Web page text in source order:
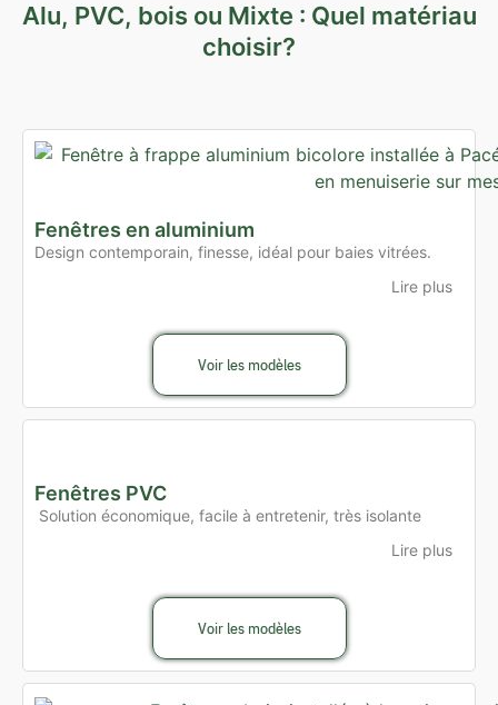
Alu, PVC, bois ou Mixte : Quel matériau
choisir?
Fenêtres en aluminium
Design contemporain, finesse, idéal pour baies vitrées.
Lire plus
Voir les modèles
Fenêtres PVC
Solution économique, facile à entretenir, très isolante
Lire plus
Voir les modèles